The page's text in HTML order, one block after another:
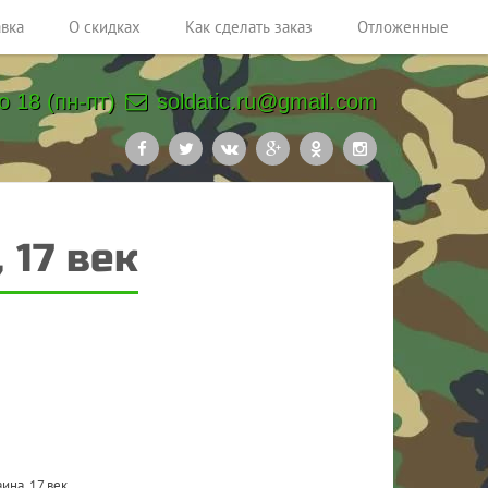
О скидках Как сделать заказ Отложенные
18 (пн-пт) soldatic.ru@gmail.com
век